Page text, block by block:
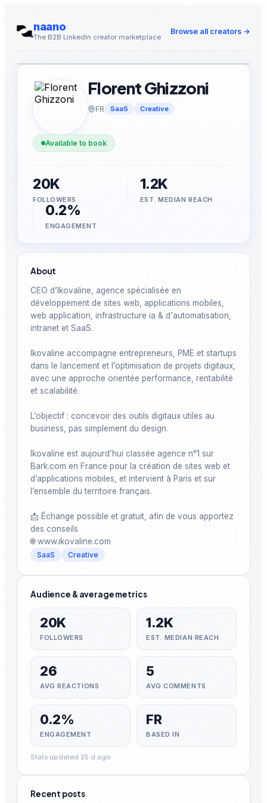
naano
The B2B LinkedIn creator marketplace
Browse all creators →
Florent Ghizzoni
FR SaaS Creative
Available to book
20K
FOLLOWERS
1.2K
EST. MEDIAN REACH
0.2%
ENGAGEMENT
About
CEO d’Ikovaline, agence spécialisée en
développement de sites web, applications mobiles,
web application, infrastructure ia & d'automatisation,
intranet et SaaS.
Ikovaline accompagne entrepreneurs, PME et startups
dans le lancement et l’optimisation de projets digitaux,
avec une approche orientée performance, rentabilité
et scalabilité.
L’objectif : concevoir des outils digitaux utiles au
business, pas simplement du design.
Ikovaline est aujourd’hui classée agence n°1 sur
Bark.com en France pour la création de sites web et
d’applications mobiles, et intervient à Paris et sur
l’ensemble du territoire français.
📩 Échange possible et gratuit, afin de vous apportez
des conseils
🌐 www.ikovaline.com
SaaS Creative
Audience & average metrics
20K
FOLLOWERS
1.2K
EST. MEDIAN REACH
26
AVG REACTIONS
5
AVG COMMENTS
0.2%
ENGAGEMENT
FR
BASED IN
Stats updated 25 d ago
Recent posts